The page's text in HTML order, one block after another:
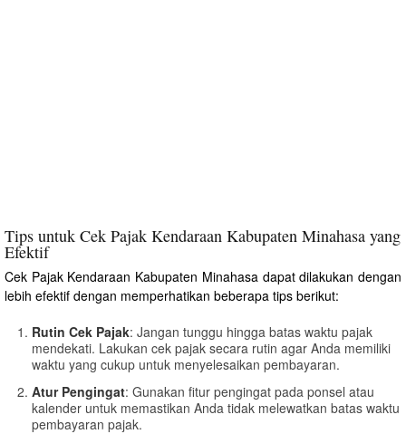
Tips untuk Cek Pajak Kendaraan Kabupaten Minahasa yang
Efektif
Cek Pajak Kendaraan Kabupaten Minahasa dapat dilakukan dengan
lebih efektif dengan memperhatikan beberapa tips berikut:
Rutin Cek Pajak: Jangan tunggu hingga batas waktu pajak
mendekati. Lakukan cek pajak secara rutin agar Anda memiliki
waktu yang cukup untuk menyelesaikan pembayaran.
Atur Pengingat: Gunakan fitur pengingat pada ponsel atau
kalender untuk memastikan Anda tidak melewatkan batas waktu
pembayaran pajak.